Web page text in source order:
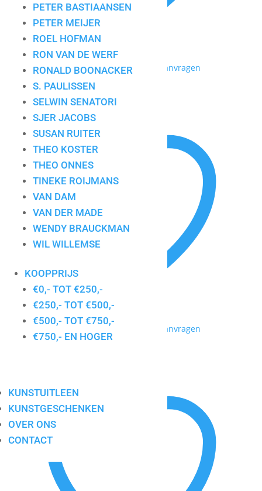
PETER BASTIAANSEN
PETER MEIJER
ROEL HOFMAN
RON VAN DE WERF
RONALD BOONACKER
S. PAULISSEN
SELWIN SENATORI
SJER JACOBS
SUSAN RUITER
THEO KOSTER
THEO ONNES
TINEKE ROIJMANS
VAN DAM
VAN DER MADE
WENDY BRAUCKMAN
WIL WILLEMSE
KOOPPRIJS
€0,- TOT €250,-
€250,- TOT €500,-
€500,- TOT €750,-
€750,- EN HOGER
KUNSTUITLEEN
KUNSTGESCHENKEN
OVER ONS
CONTACT
Toevoegen aan mijn lijst / Offerte aanvragen
Kantoor I
Toevoegen aan mijn lijst / Offerte aanvragen